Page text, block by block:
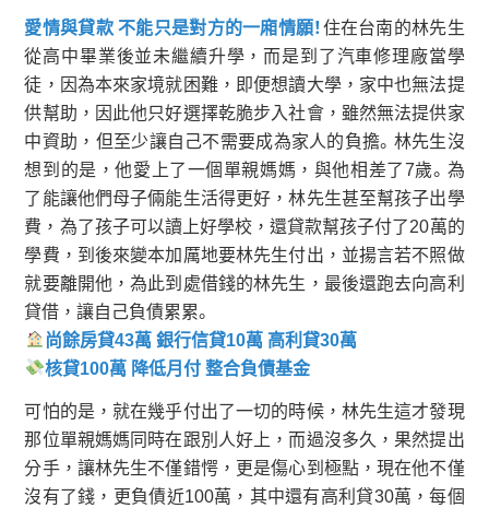
愛情與貸款 不能只是對方的一廂情願！ 住在台南的林先生
從高中畢業後並未繼續升學，而是到了汽車修理廠當學
徒，因為本來家境就困難，即便想讀大學，家中也無法提
供幫助，因此他只好選擇乾脆步入社會，雖然無法提供家
中資助，但至少讓自己不需要成為家人的負擔。林先生沒
想到的是，他愛上了一個單親媽媽，與他相差了7歲。為
了能讓他們母子倆能生活得更好，林先生甚至幫孩子出學
費，為了孩子可以讀上好學校，還貸款幫孩子付了20萬的
學費，到後來變本加厲地要林先生付出，並揚言若不照做
就要離開他，為此到處借錢的林先生，最後還跑去向高利
貸借，讓自己負債累累。
尚餘房貸43萬 銀行信貸10萬 高利貸30萬
核貸100萬 降低月付 整合負債基金
可怕的是，就在幾乎付出了一切的時候，林先生這才發現
那位單親媽媽同時在跟別人好上，而過沒多久，果然提出
分手，讓林先生不僅錯愕，更是傷心到極點，現在他不僅
沒有了錢，更負債近100萬，其中還有高利貸30萬，每個